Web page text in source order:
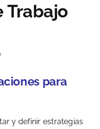
Trabajo
para
y definir estrategias